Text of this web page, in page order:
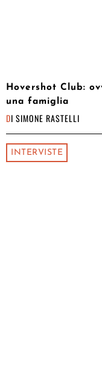
Hovershot Club:
una famiglia
DI SIMONE RASTELLI
INTERVISTE